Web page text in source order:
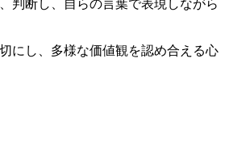
判断し、自らの言葉で表現しながら
にし、多様な価値観を認め合える心